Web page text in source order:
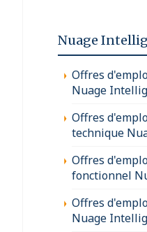
Nuage
Offres
Nuage
Offres
technique
Offres
fonctionnel
Offres
Nuage